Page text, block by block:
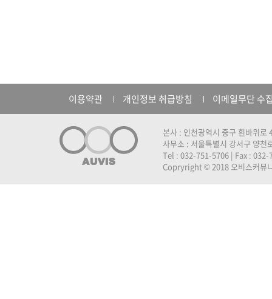
이용약관 개인정보 취급방침 이메일무단 수
본사 : 인천광역시 중구 흰바위
사무소 : 서울특별시 강서구 양천
Tel : 032-751-5706 | Fax :
Copryright © 2018 오비스커뮤